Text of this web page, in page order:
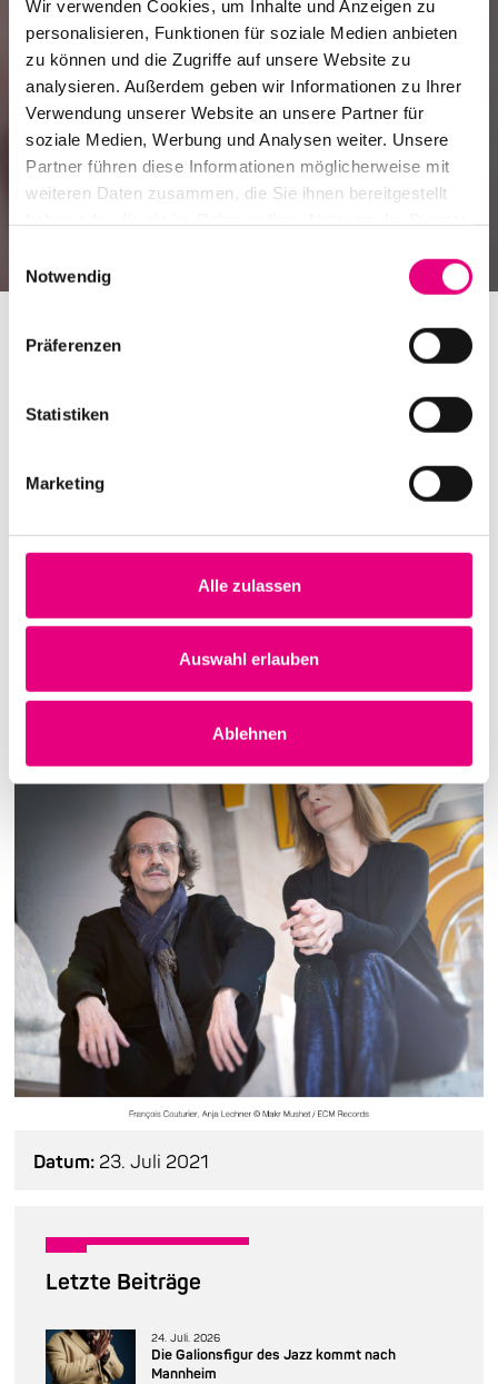
Wir verwenden Cookies, um Inhalte und Anzeigen zu
personalisieren, Funktionen für soziale Medien anbieten
zu können und die Zugriffe auf unsere Website zu
analysieren. Außerdem geben wir Informationen zu Ihrer
Verwendung unserer Website an unsere Partner für
soziale Medien, Werbung und Analysen weiter. Unsere
Partner führen diese Informationen möglicherweise mit
weiteren Daten zusammen, die Sie ihnen bereitgestellt
Notwendig
Präferenzen
Statistiken
Marketing
Alle zulassen
Auswahl erlauben
Ablehnen
Anja Lechner und
Francois Couturier ab 19:00 Uhr im Rahmen des
Letzter Artikel Nächster Artikel
Datum: 23. Juli 2021
Letzte Beiträge
24. Juli. 2026
Die Galionsfigur des Jazz kommt nach
Mannheim